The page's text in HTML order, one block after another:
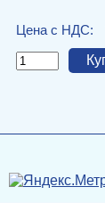
Цена с НДС: